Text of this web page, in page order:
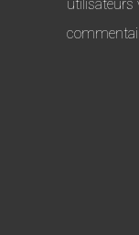
utilisateurs